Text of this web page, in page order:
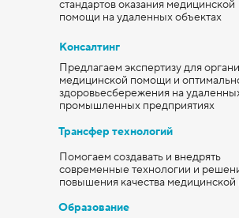
Консалтинг
Предлагаем экспертизу для
медицинской помощи и
здоровьесбережения на
промышленных предприятиях
стандартов оказания медицинской
помощи на удаленных объектах
Образование
Трансфер технологий
Помогаем создавать и внедрять
современные технологии и
повышения качества